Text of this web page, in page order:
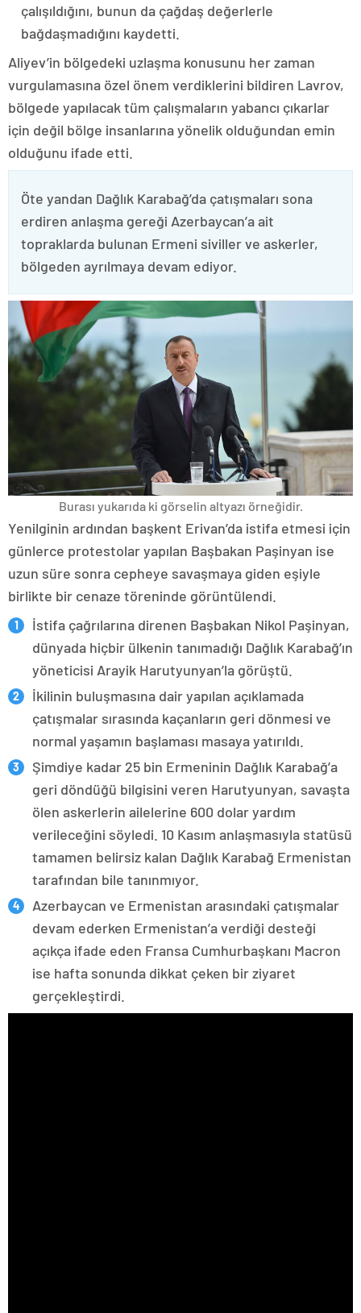
çalışıldığını, bunun da çağdaş değerlerle
bağdaşmadığını kaydetti.
Aliyev’in bölgedeki uzlaşma konusunu her zaman
vurgulamasına özel önem verdiklerini bildiren Lavrov,
bölgede yapılacak tüm çalışmaların yabancı çıkarlar
için değil bölge insanlarına yönelik olduğundan emin
olduğunu ifade etti.
Öte yandan Dağlık Karabağ’da çatışmaları sona
erdiren anlaşma gereği Azerbaycan’a ait
topraklarda bulunan Ermeni siviller ve askerler,
bölgeden ayrılmaya devam ediyor.
Burası yukarıda ki görselin altyazı örneğidir.
Yenilginin ardından başkent Erivan’da istifa etmesi için
günlerce protestolar yapılan Başbakan Paşinyan ise
uzun süre sonra cepheye savaşmaya giden eşiyle
birlikte bir cenaze töreninde görüntülendi.
İstifa çağrılarına direnen Başbakan Nikol Paşinyan,
dünyada hiçbir ülkenin tanımadığı Dağlık Karabağ’ın
yöneticisi Arayik Harutyunyan’la görüştü.
İkilinin buluşmasına dair yapılan açıklamada
çatışmalar sırasında kaçanların geri dönmesi ve
normal yaşamın başlaması masaya yatırıldı.
Şimdiye kadar 25 bin Ermeninin Dağlık Karabağ’a
geri döndüğü bilgisini veren Harutyunyan, savaşta
ölen askerlerin ailelerine 600 dolar yardım
verileceğini söyledi. 10 Kasım anlaşmasıyla statüsü
tamamen belirsiz kalan Dağlık Karabağ Ermenistan
tarafından bile tanınmıyor.
Azerbaycan ve Ermenistan arasındaki çatışmalar
devam ederken Ermenistan’a verdiği desteği
açıkça ifade eden Fransa Cumhurbaşkanı Macron
ise hafta sonunda dikkat çeken bir ziyaret
gerçekleştirdi.